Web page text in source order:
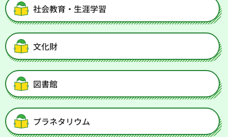
社会教育・生涯学習
文化財
図書館
プラネタリウム